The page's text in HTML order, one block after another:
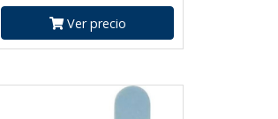
Ver precio